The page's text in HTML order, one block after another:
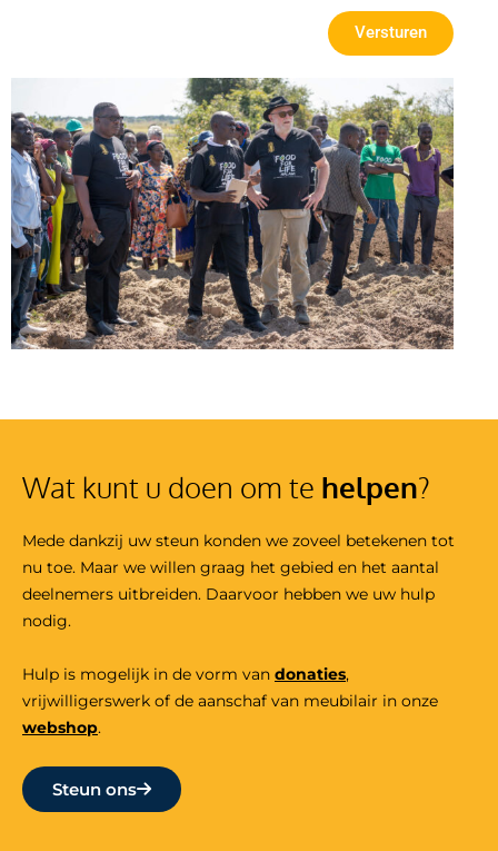
Versturen
Wat kunt u doen om te helpen?
Mede dankzij uw steun konden we zoveel betekenen tot
nu toe. Maar we willen graag het gebied en het aantal
deelnemers uitbreiden. Daarvoor hebben we uw hulp
nodig.
Hulp is mogelijk in de vorm van donaties,
vrijwilligerswerk of de aanschaf van meubilair in onze
webshop.
Steun ons